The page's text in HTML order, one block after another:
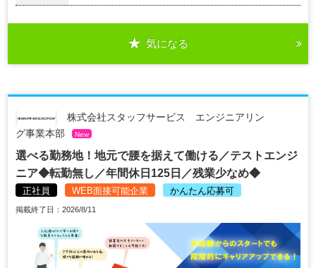
気になる
株式会社スタッフサービス エンジニアリン
グ事業本部
New
選べる勤務地！地元で腰を据えて働ける／テストエンジ
ニア◆転勤無し／年間休日125日／残業少なめ◆
正社員 WEB面接可能企業 かんたん応募可
掲載終了日：2026/8/11